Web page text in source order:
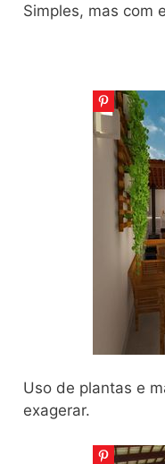
Simples, mas com
Uso de plantas e
exagerar.